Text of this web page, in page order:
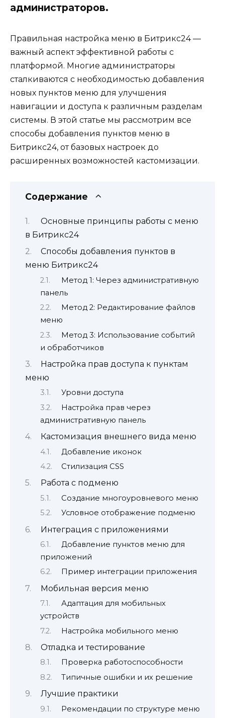
администраторов.
Правильная настройка меню в Битрикс24 —
важный аспект эффективной работы с
платформой. Многие администраторы
сталкиваются с необходимостью добавления
новых пунктов меню для улучшения
навигации и доступа к различным разделам
системы. В этой статье мы рассмотрим все
способы добавления пунктов меню в
Битрикс24, от базовых настроек до
расширенных возможностей кастомизации.
Содержание
Основные принципы работы с меню
в Битрикс24
Способы добавления пунктов в
меню Битрикс24
Метод 1: Через административную
панель
Метод 2: Редактирование файлов
меню
Метод 3: Использование событий
и обработчиков
Настройка прав доступа к пунктам
меню
Уровни доступа
Настройка прав через
административную панель
Кастомизация внешнего вида меню
Добавление иконок
Стилизация CSS
Работа с подменю
Создание многоуровневого меню
Условное отображение подменю
Интеграция с приложениями
Добавление пунктов меню для
приложений
Пример интеграции приложения
Мобильная версия меню
Адаптация для мобильных
устройств
Настройка мобильного меню
Отладка и тестирование
Проверка работоспособности
Типичные ошибки и их решение
Лучшие практики
Рекомендации по структуре меню